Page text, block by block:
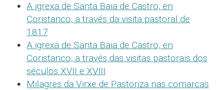
A igrexa de Santa Baia de Castro, en
Coristanco, a través da visita pastoral de
1817
A igrexa de Santa Baia de Castro, en
Coristanco, a través das visitas pastorais dos
séculos XVII e XVIII
Milagres da Virxe de Pastoriza nas comarcas